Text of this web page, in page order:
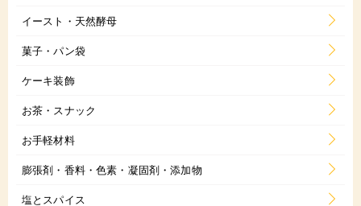
イースト・天然酵母
菓子・パン袋
ケーキ装飾
お茶・スナック
お手軽材料
膨張剤・香料・色素・凝固剤・添加物
塩とスパイス